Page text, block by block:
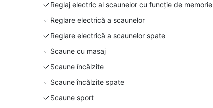
Reglaj electric al scaunelor cu funcție de memorie
Reglare electrică a scaunelor
Reglare electrică a scaunelor spate
Scaune cu masaj
Scaune încălzite
Scaune încălzite spate
Scaune sport